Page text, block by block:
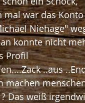
mal war das
Niehage"
konnte nicht
Profil
..aus
machen
Das weiß